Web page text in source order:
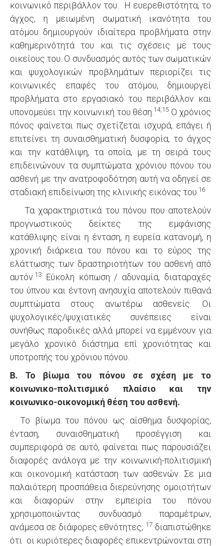
κοινωνικό περιβάλλον του. Η ευερεθιστότητα, το
άγχος, η μειωμένη σωματική ικανότητα του
ατόμου δημιουργούν ιδιαίτερα προβλήματα στην
καθημερινότητά του και τις σχέσεις με τους
οικείους του. Ο συνδυασμός αυτός των σωματικών
και ψυχολογικών προβλημάτων περιορίζει τις
κοινωνικές επαφές του ατόμου, δημιουργεί
προβλήματα στο εργασιακό του περιβάλλον και
υπονομεύει την κοινωνική του θέση. 14,15 Ο χρόνιος
πόνος φαίνεται πως σχετίζεται ισχυρά, επάγει ή
επιτείνει τη συναισθηματική δυσφορία, το άγχος
και την κατάθλιψη, τα οποία, με τη σειρά τους
επιδεινώνουν τα συμπτώματα χρόνιου πόνου του
ασθενή με την ανατροφοδότηση αυτή να οδηγεί σε
σταδιακή επιδείνωση της κλινικής εικόνας του. 16
Τα χαρακτηριστικά του πόνου που αποτελούν
προγνωστικούς δείκτες της εμφάνισης
κατάθλιψης είναι η ένταση, η ευρεία κατανομή, η
χρονική διάρκεια του πόνου και το εύρος της
ελάττωσης των δραστηριοτήτων του ασθενή από
αυτόν. 13
Εύκολη κόπωση / αδυναμία, διαταραχές
του ύπνου και έντονη ανησυχία αποτελούν πιθανά
συμπτώματα στους ανωτέρω ασθενείς. Οι
ψυχολογικές/ψυχιατικές συνέπειες είναι
συνήθως παροδικές αλλά μπορεί να εμμένουν για
μεγάλο χρονικό διάστημα επί χρονιότητας και
υποτροπής του χρόνιου πόνου.
Β. Το βίωμα του πόνου σε σχέση με το
κοινωνικο-πολιτισμικό πλαίσιο και την
κοινωνικο-οικονομική θέση του ασθενή.
Το βίωμα του πόνου ως αίσθημα δυσφορίας,
ένταση, συναισθηματική προσέγγιση και
συμπεριφορά σε αυτό, φαίνεται πως παρουσιάζει
διαφορές ανάλογα με την κοινωνική-πολιτισμική
και οικονομική κατάσταση των ασθενών. Σε μια
παλαιότερη προσπάθεια διερεύνησης ομοιοτήτων
και διαφορών στην εμπειρία του πόνου
χρησιμοποιώντας συνδυασμό παραμέτρων,
ανάμεσα σε διάφορες εθνότητες, 17 διαπιστώθηκε
ότι οι κυριότερες διαφορές επικεντρώνονται στη